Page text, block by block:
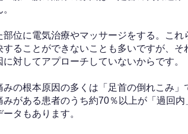
部位に電気治療やマッサージをする。こ
することができないことも多いですが、
対してアプローチしていないからです。
みの根本原因の多くは「足首の倒れこみ」
みがある患者のうち約70％以上が「過回
タもあります。